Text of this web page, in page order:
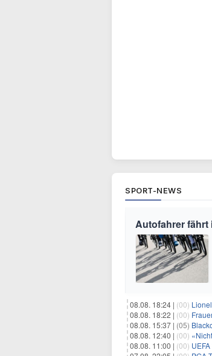
SPORT-NEWS
Autofahrer fährt
08.08. 18:24 | (00)
08.08. 18:22 | (00)
08.08. 15:37 | (05)
08.08. 12:40 | (00)
08.08. 11:00 | (00)